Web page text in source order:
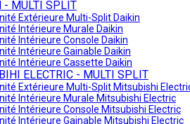
- MULTI SPLIT
Extérieure Multi-Split Daikin
Intérieure Murale Daikin
Intérieure Console Daikin
Intérieure Gainable Daikin
Intérieure Cassette Daikin
ELECTRIC - MULTI SPLIT
Extérieure Multi-Split Mitsubishi
Intérieure Murale Mitsubishi Electric
Intérieure Console Mitsubishi Electric
Intérieure Gainable Mitsubishi Electric